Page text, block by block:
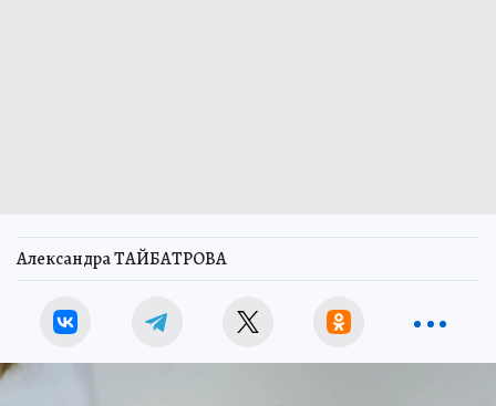
Александра ТАЙБАТРОВА